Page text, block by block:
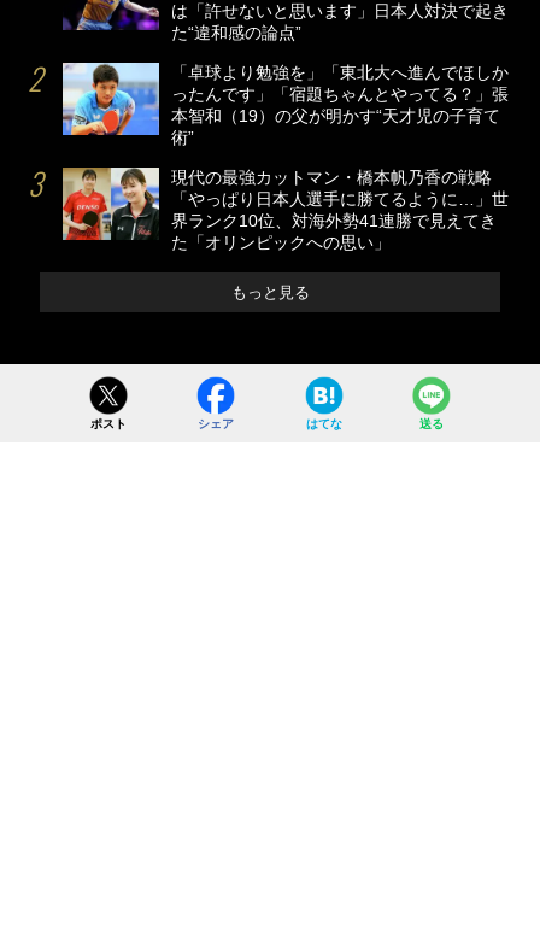
は「許せないと思います」日本人対決で起き
た“違和感の論点”
「卓球より勉強を」「東北大へ進んでほしか
ったんです」「宿題ちゃんとやってる？」張
本智和（19）の父が明かす“天才児の子育て
術”
現代の最強カットマン・橋本帆乃香の戦略
「やっぱり日本人選手に勝てるように…」世
界ランク10位、対海外勢41連勝で見えてき
た「オリンピックへの思い」
もっと見る
ポスト シェア はてな 送る